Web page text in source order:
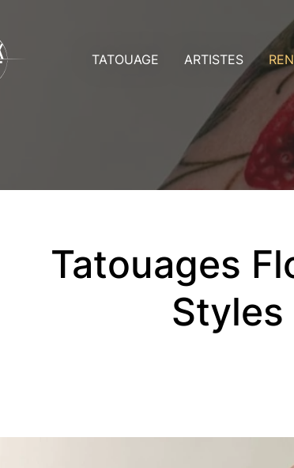
TATOUAGE
Toutes les galeries
ARTISTES
Artistes Dublin
Artistes Nice
Collaboration avec les
Dans ma ville
Tatouages